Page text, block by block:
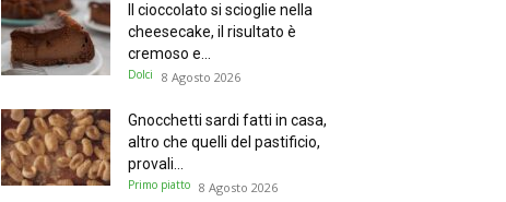
Il cioccolato si scioglie nella
cheesecake, il risultato è
cremoso e...
Dolci 8 Agosto 2026
Gnocchetti sardi fatti in casa,
altro che quelli del pastificio,
provali...
Primo piatto 8 Agosto 2026